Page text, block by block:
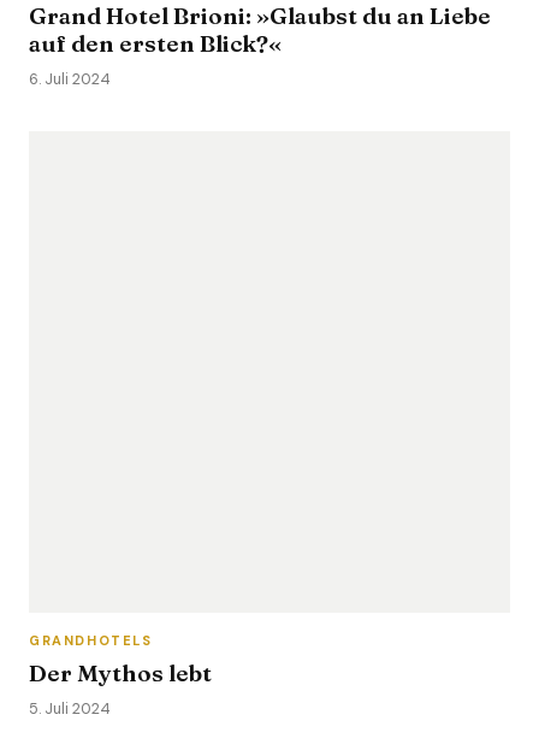
Grand Hotel Brioni: »Glaubst du an Liebe
auf den ersten Blick?«
6. Juli 2024
GRANDHOTELS
Der Mythos lebt
5. Juli 2024